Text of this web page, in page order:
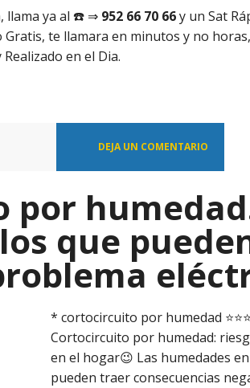
llama ya al ☎️ ⇒ 952 66 70 66y un Sat
te llamara en minutos y no
en el Dia.
DEJA UN COMENTARIO
por
que
* cortocircuito por humedad
Cortocircuito por humedad:
en el hogar😉 Las humedades
pueden traer consecuencias